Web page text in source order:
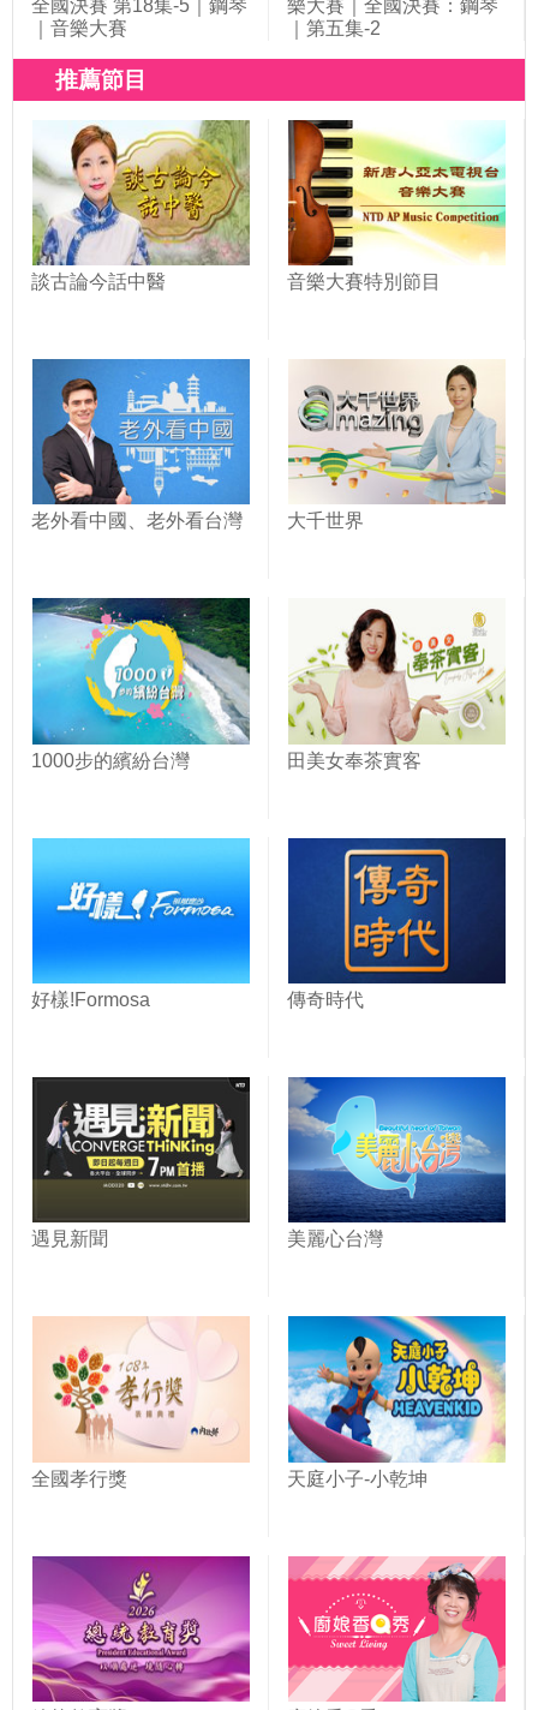
全國決賽 第18集-5｜鋼琴
｜音樂大賽
樂大賽｜全國決賽：鋼琴
｜第五集-2
推薦節目
談古論今話中醫 音樂大賽特別節目
老外看中國、老外看台灣 大千世界
1000步的繽紛台灣 田美女奉茶實客
好樣!Formosa 傳奇時代
遇見新聞 美麗心台灣
全國孝行獎 天庭小子-小乾坤